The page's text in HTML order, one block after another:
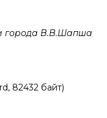
города В.В.Шапша
82432 байт)